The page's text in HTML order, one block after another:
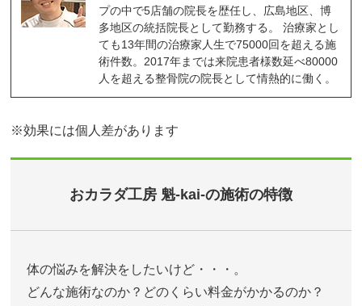
プの中で5店舗の院長を歴任し、広島地区、博
多地区の統括院長として勤務する。 治療家とし
ても13年間の治療家人生で75000回を超える施
術件数。2017年までは来院患者様数延べ80000
人を超える整骨院の院長として情熱的に働く。
※効果には個人差があります
おカラダ工房 魁-kai-の施術の特徴
体の悩みを解決をしたいけど・・・。
どんな施術なのか？どのくらい料金がかかるのか？